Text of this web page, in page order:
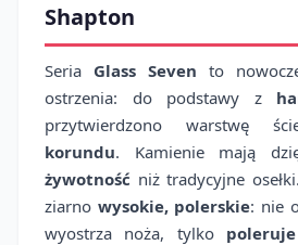
Shapton
Seria Glass Seven to
ostrzenia: do podstawy z
przytwierdzono warstwę
korundu. Kamienie mają
żywotność niż tradycyjne
ziarno wysokie, polerskie: nie
wyostrza noża, tylko poleruje